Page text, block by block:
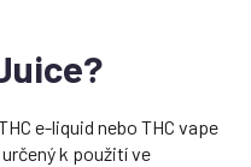
e-liquid nebo THC vape
k použití ve